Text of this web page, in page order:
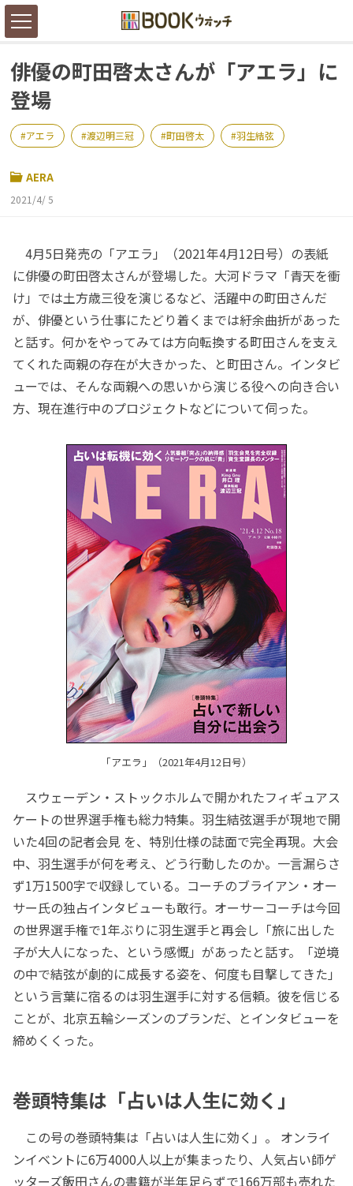
俳優の町田啓太さんが「アエラ」に
登場
アエラ 渡辺明三冠 町田啓太 羽生結弦
AERA
2021/4/ 5
4月5日発売の「アエラ」（2021年4月12日号）の表紙
に俳優の町田啓太さんが登場した。大河ドラマ「青天を衝
け」では土方歳三役を演じるなど、活躍中の町田さんだ
が、俳優という仕事にたどり着くまでは紆余曲折があった
と話す。何かをやってみては方向転換する町田さんを支え
てくれた両親の存在が大きかった、と町田さん。インタビ
ューでは、そんな両親への思いから演じる役への向き合い
方、現在進行中のプロジェクトなどについて伺った。
「アエラ」（2021年4月12日号）
スウェーデン・ストックホルムで開かれたフィギュアス
ケートの世界選手権も総力特集。羽生結弦選手が現地で開
いた4回の記者会見 を、特別仕様の誌面で完全再現。大会
中、羽生選手が何を考え、どう行動したのか。一言漏らさ
ず1万1500字で収録している。コーチのブライアン・オー
サー氏の独占インタビューも敢行。オーサーコーチは今回
の世界選手権で1年ぶりに羽生選手と再会し「旅に出した
子が大人になった、という感慨」があったと話す。「逆境
の中で結弦が劇的に成長する姿を、何度も目撃してきた」
という言葉に宿るのは羽生選手に対する信頼。彼を信じる
ことが、北京五輪シーズンのプランだ、とインタビューを
締めくくった。
巻頭特集は「占いは人生に効く」
この号の巻頭特集は「占いは人生に効く」。 オンライ
ンイベントに6万4000人以上が集まったり、人気占い師ゲ
ッターズ飯田さんの書籍が半年足らずで166万部も売れた